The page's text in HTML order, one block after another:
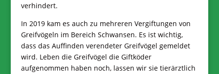
verhindert.
In 2019 kam es auch zu mehreren Vergiftungen von
Greifvögeln im Bereich Schwansen. Es ist wichtig,
dass das Auffinden verendeter Greifvögel gemeldet
wird. Leben die Greifvögel die Giftköder
aufgenommen haben noch, lassen wir sie tierärztlich